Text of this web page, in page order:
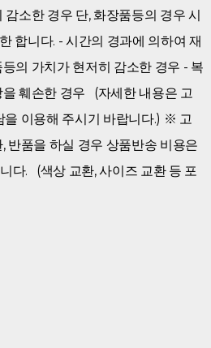
소한 경우 단, 화장품등의 경우 시
합니다. - 시간의 경과에 의하여 재
의 가치가 현저히 감소한 경우 - 복
훼손한 경우 (자세한 내용은 고
을 이용해 주시기 바랍니다.) ※ 고
반품을 하실 경우 상품반송 비용은
다. (색상 교환, 사이즈 교환 등 포